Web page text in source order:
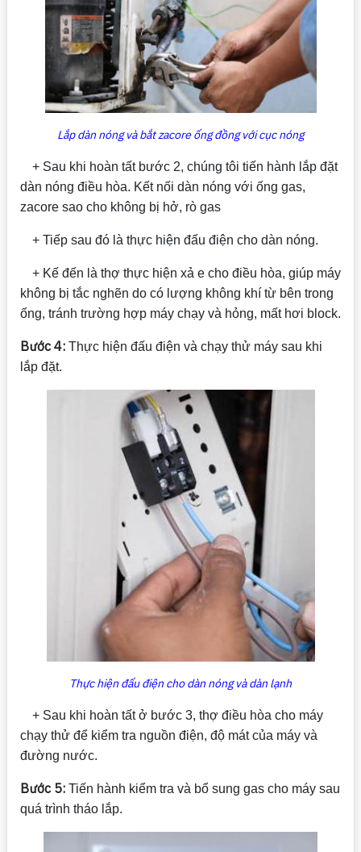
Lắp dàn nóng và bắt zacore ống đồng với cục nóng
+ Sau khi hoàn tất bước 2, chúng tôi tiến hành lắp đặt
dàn nóng điều hòa. Kết nối dàn nóng với ống gas,
zacore sao cho không bị hở, rò gas
+ Tiếp sau đó là thực hiện đấu điện cho dàn nóng.
+ Kế đến là thợ thực hiện xả e cho điều hòa, giúp máy
không bị tắc nghẽn do có lượng không khí từ bên trong
ống, tránh trường hợp máy chạy và hỏng, mất hơi block.
Bước 4: Thực hiện đấu điện và chạy thử máy sau khi
lắp đặt.
Thực hiện đấu điện cho dàn nóng và dàn lạnh
+ Sau khi hoàn tất ở bước 3, thợ điều hòa cho máy
chạy thử để kiểm tra nguồn điện, độ mát của máy và
đường nước.
Bước 5: Tiến hành kiểm tra và bổ sung gas cho máy sau
quá trình tháo lắp.